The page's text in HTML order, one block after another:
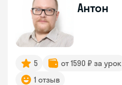
Антон
5 от 1590 ₽ за урок
1 отзыв